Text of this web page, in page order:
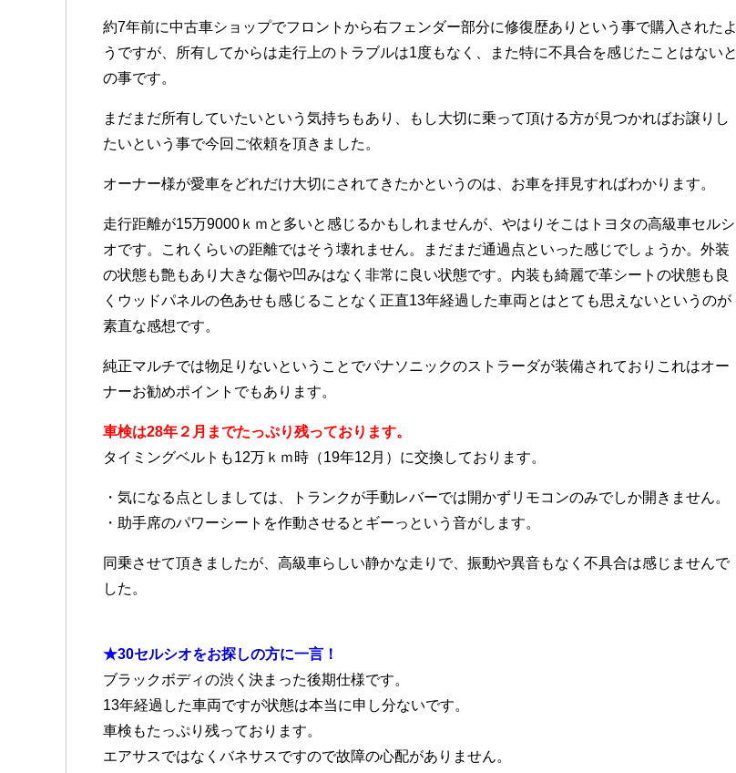
約7年前に中古車ショップでフロントから右フェンダー部分に修復歴ありという事で購入されたよ
うですが、所有してからは走行上のトラブルは1度もなく、また特に不具合を感じたことはないと
の事です。
まだまだ所有していたいという気持ちもあり、もし大切に乗って頂ける方が見つかればお譲りし
たいという事で今回ご依頼を頂きました。
オーナー様が愛車をどれだけ大切にされてきたかというのは、お車を拝見すればわかります。
走行距離が15万9000ｋｍと多いと感じるかもしれませんが、やはりそこはトヨタの高級車セルシ
オです。これくらいの距離ではそう壊れません。まだまだ通過点といった感じでしょうか。外装
の状態も艶もあり大きな傷や凹みはなく非常に良い状態です。内装も綺麗で革シートの状態も良
くウッドパネルの色あせも感じることなく正直13年経過した車両とはとても思えないというのが
素直な感想です。
純正マルチでは物足りないということでパナソニックのストラーダが装備されておりこれはオー
ナーお勧めポイントでもあります。
車検は28年２月までたっぷり残っております。
タイミングベルトも12万ｋｍ時（19年12月）に交換しております。
・気になる点としましては、トランクが手動レバーでは開かずリモコンのみでしか開きません。
・助手席のパワーシートを作動させるとギーっという音がします。
同乗させて頂きましたが、高級車らしい静かな走りで、振動や異音もなく不具合は感じませんで
した。
★30セルシオをお探しの方に一言！
ブラックボディの渋く決まった後期仕様です。
13年経過した車両ですが状態は本当に申し分ないです。
車検もたっぷり残っております。
エアサスではなくバネサスですので故障の心配がありません。